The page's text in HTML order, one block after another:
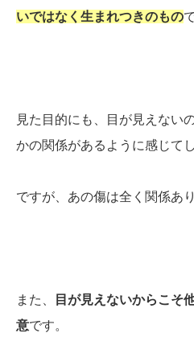
いではなく生まれつきのもの
見た目的にも、目が見えない
かの関係があるように感じて
ですが、あの傷は全く関係あ
また、
目が見えないからこそ
意です。